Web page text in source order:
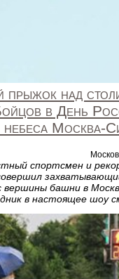
прыжок над
в День
небеса
спортсмен и
башни в
в настоящее шоу